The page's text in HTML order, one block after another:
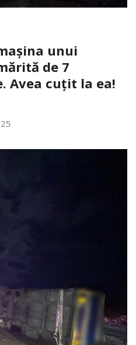
unui
de 7
Avea cuțit la ea!